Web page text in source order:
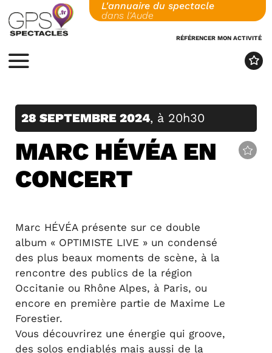
to
content
L'annuaire du spectacle
dans l'Aude
RÉFÉRENCER MON ACTIVITÉ
MENU
28 SEPTEMBRE 2024, à 20h30
MARC HÉVÉA EN
CONCERT
Marc HÉVÉA présente sur ce double
album « OPTIMISTE LIVE » un condensé
des plus beaux moments de scène, à la
rencontre des publics de la région
Occitanie ou Rhône Alpes, à Paris, ou
encore en première partie de Maxime Le
Forestier.
Vous découvrirez une énergie qui groove,
des solos endiablés mais aussi de la